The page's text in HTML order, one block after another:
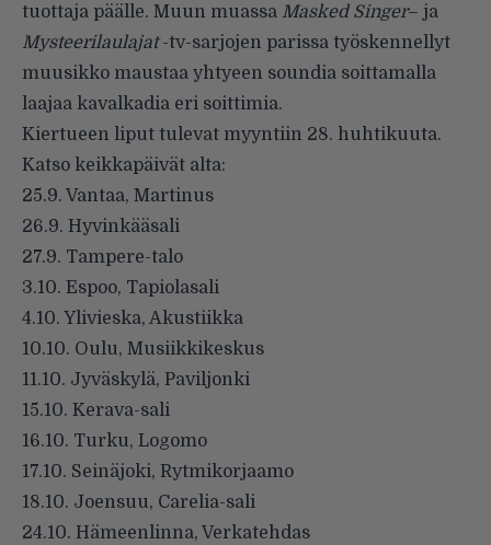
tuottaja päälle. Muun muassa Masked Singer– ja
Mysteerilaulajat-tv-sarjojen parissa työskennellyt
muusikko maustaa yhtyeen soundia soittamalla
laajaa kavalkadia eri soittimia.
Kiertueen liput tulevat myyntiin 28. huhtikuuta.
Katso keikkapäivät alta:
25.9. Vantaa, Martinus
26.9. Hyvinkääsali
27.9. Tampere-talo
3.10. Espoo, Tapiolasali
4.10. Ylivieska, Akustiikka
10.10. Oulu, Musiikkikeskus
11.10. Jyväskylä, Paviljonki
15.10. Kerava-sali
16.10. Turku, Logomo
17.10. Seinäjoki, Rytmikorjaamo
18.10. Joensuu, Carelia-sali
24.10. Hämeenlinna, Verkatehdas